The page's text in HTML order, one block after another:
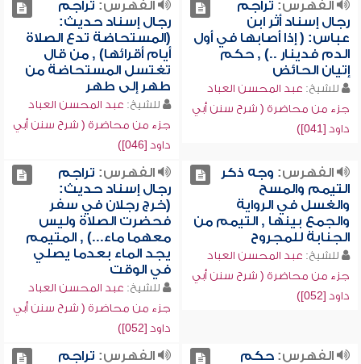
الفهرس: تراجم
رجال إسناد أثر ابن
عباس: ( إذا أصابها في أول
الدم فدينار ..) , حكم
إتيان الحائض
للشيخ: عبد المحسن العباد
جزء من محاضرة ( شرح سنن أبي
داود [041])
الفهرس: تراجم
رجال إسناد حديث:
(المستحاضة تدع الصلاة
أيام أقرائها) , من قال
تغتسل المستحاضة من
طهر إلى طهر
للشيخ: عبد المحسن العباد
جزء من محاضرة ( شرح سنن أبي
داود [046])
الفهرس: وجه ذكر
التيمم والمسح
والغسل في الرواية
والجمع بينها , التيمم من
الجنابة للمجروح
للشيخ: عبد المحسن العباد
جزء من محاضرة ( شرح سنن أبي
داود [052])
الفهرس: تراجم
رجال إسناد حديث:
(خرج رجلان في سفر
فحضرت الصلاة وليس
معهما ماء...) , المتيمم
يجد الماء بعدما يصلي
في الوقت
للشيخ: عبد المحسن العباد
جزء من محاضرة ( شرح سنن أبي
داود [052])
الفهرس:حكم
الفهرس: تراجم